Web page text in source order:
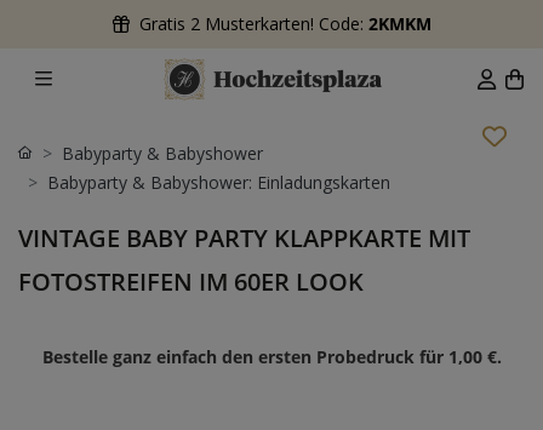
Gratis 2 Musterkarten! Code: 2KMKM
Babyparty & Babyshower
Babyparty & Babyshower: Einladungskarten
VINTAGE BABY PARTY KLAPPKARTE MIT
FOTOSTREIFEN IM 60ER LOOK
Bestelle ganz einfach den ersten Probedruck für 1,00 €.